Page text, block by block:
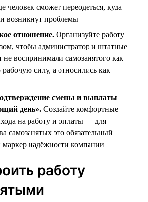
человек сможет переодеться, куда
возникнут проблемы
отношение. Организуйте работу
чтобы администратор и штатные
не воспринимали самозанятого как
силу, а относились как
смены и выплаты
день». Создайте комфортные
на работу и оплаты — для
самозанятых это обязательный
надёжности компании
работу